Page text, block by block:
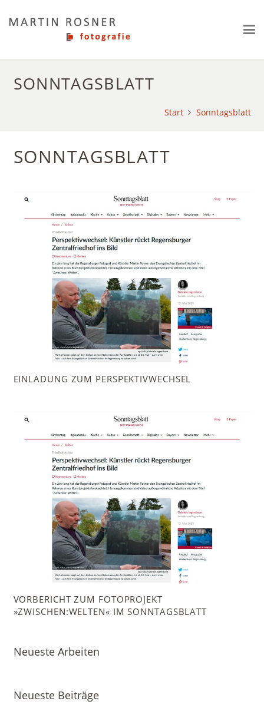
SONNTAGSBLATT
Start Sonntagsblatt
SONNTAGSBLATT
EINLADUNG ZUM PERSPEKTIVWECHSEL
VORBERICHT ZUM FOTOPROJEKT
»ZWISCHEN:WELTEN« IM SONNTAGSBLATT
Neueste Arbeiten
Neueste Beiträge